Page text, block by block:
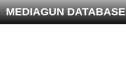
MEDIAGUN DATABASE